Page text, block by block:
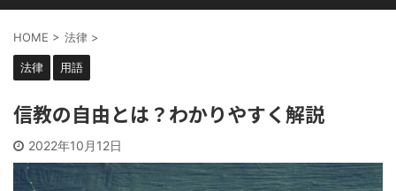
HOME > 法律 >
法律 用語
信教の自由とは？わかりやすく解説
2022年10月12日